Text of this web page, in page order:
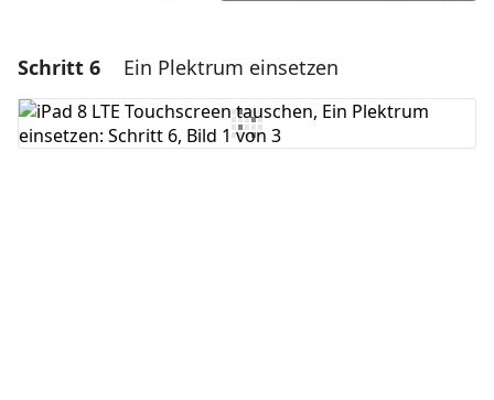
Einen Kommentar hinzufügen
Kommentar hinzufügen
Schritt 6 Ein Plektrum einsetzen